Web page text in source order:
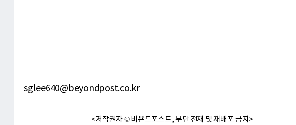
sglee640@beyondpost.co.kr
<저작권자 © 비욘드포스트, 무단 전재 및 재배포 금지>